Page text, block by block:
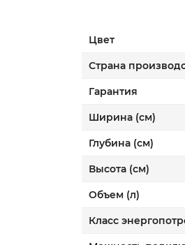
Цвет
Страна
Гарантия
Ширина (см)
Глубина (см)
Высота (см)
Объем (л)
Класс